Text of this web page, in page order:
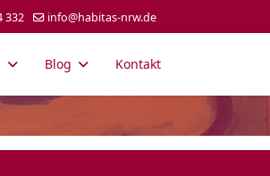
332 info@habitas-nrw.de
Blog Kontakt